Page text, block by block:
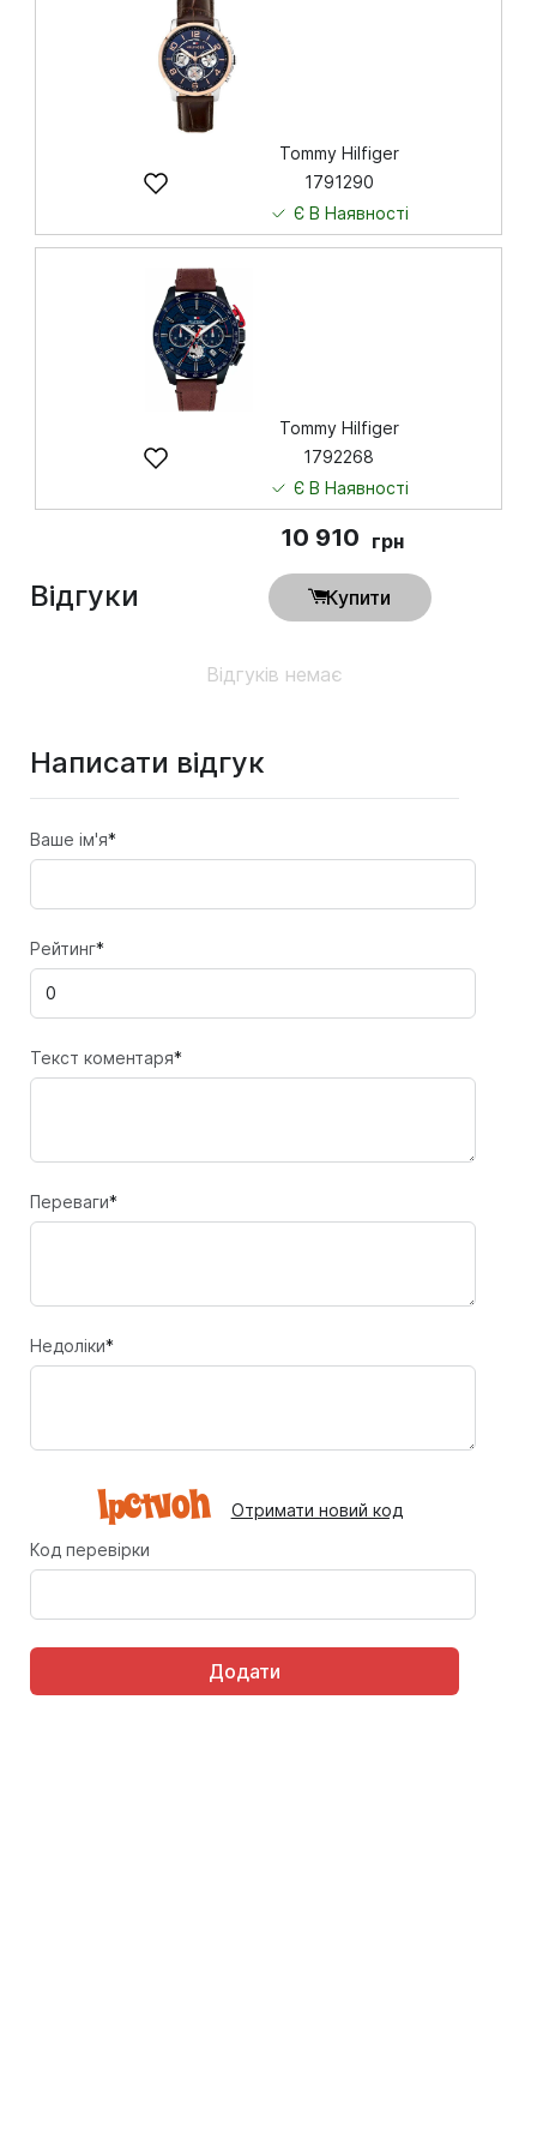
Tommy Hilfiger
1791290
Є В Наявності
Tommy Hilfiger
1792268
Є В Наявності
10 910 грн
Купити
Відгуки
Відгуків немає
Написати відгук
Ваше ім'я*
Рейтинг*
Текст коментаря*
Переваги*
Недоліки*
Отримати новий код
Код перевірки